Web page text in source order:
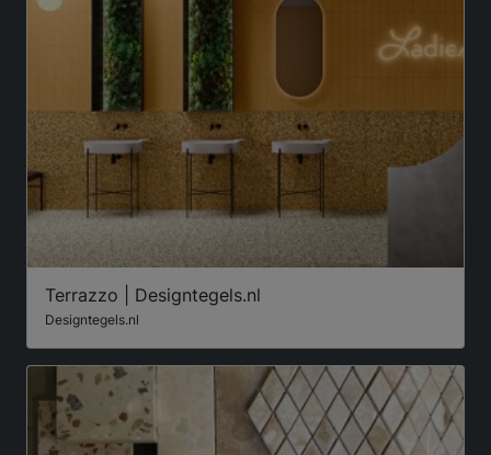
Terrazzo | Designtegels.nl
Designtegels.nl